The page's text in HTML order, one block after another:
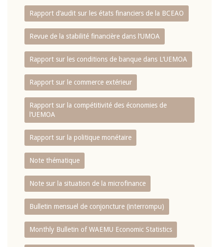
Rapport d‘audit sur les états financiers de la BCEAO
Revue de la stabilité financière dans l‘UMOA
Rapport sur les conditions de banque dans L‘UEMOA
Rapport sur le commerce extérieur
Rapport sur la compétitivité des économies de
l‘UEMOA
Rapport sur la politique monétaire
Note thématique
Note sur la situation de la microfinance
Bulletin mensuel de conjoncture (interrompu)
Monthly Bulletin of WAEMU Economic Statistics